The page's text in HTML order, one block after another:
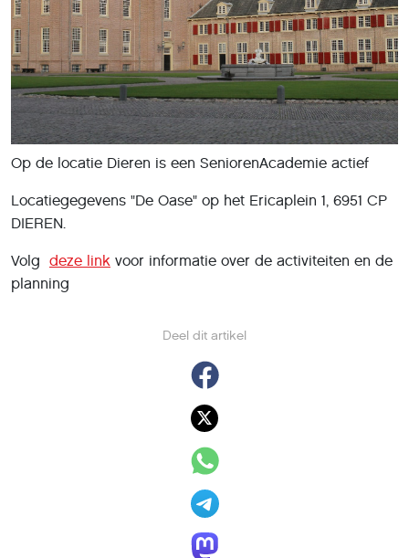
Deel dit artikel
Op de locatie Dieren is een SeniorenAcademie actief
Locatiegegevens "De Oase" op het Ericaplein 1, 6951 CP
DIEREN.
Volg deze link voor informatie over de activiteiten en de
planning